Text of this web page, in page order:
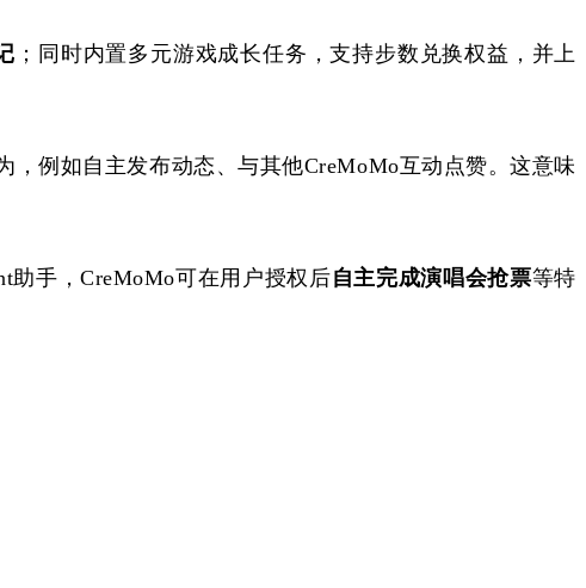
；同时内置多元游戏成长任务，支持步数兑换权益，并上
，例如自主发布动态、与其他CreMoMo互动点赞。这意味
助手，CreMoMo可在用户授权后自主完成演唱会抢票等特